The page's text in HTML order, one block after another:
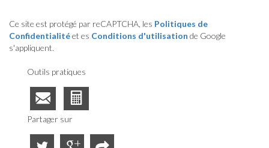
Ce site est protégé par reCAPTCHA, les Politiques de
Confidentialitéet es Conditions d'utilisation de Google
s'appliquent.
Outils pratiques
Partager sur